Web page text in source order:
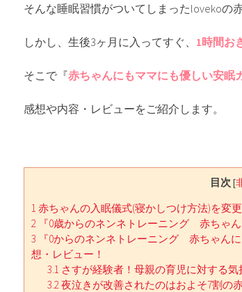
そんな睡眠習慣がついてしまったlovekoの赤
しかし、生後3ヶ月に入ってすぐ、 1時間お
そこで『赤ちゃんにもママにも優しい安眠
感想や内容・レビューをご紹介します。
目次 [
1 赤ちゃんの入眠儀式(寝かしつけ方法)を変更
2 『0歳からのネンネトレーニング 赤ちゃ
3 『0からのネンネトレーニング 赤ちゃん
想・レビュー！
3.1 さすが経験者！母親の育児に対する
3.2夜泣きが改善されたのはおよそ7割の